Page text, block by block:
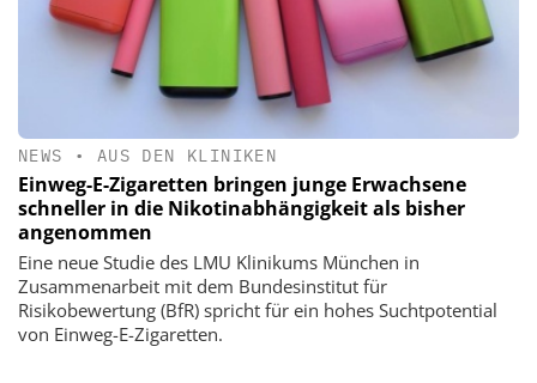
NEWS • AUS DEN KLINIKEN
Einweg-E-Zigaretten bringen junge Erwachsene
schneller in die Nikotinabhängigkeit als bisher
angenommen
Eine neue Studie des LMU Klinikums München in
Zusammenarbeit mit dem Bundesinstitut für
Risikobewertung (BfR) spricht für ein hohes Suchtpotential
von Einweg-E-Zigaretten.